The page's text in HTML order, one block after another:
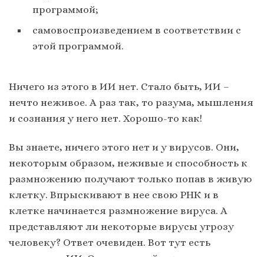
программой;
самовоспроизведением в соответствии с
этой программой.
Ничего из этого в ИИ нет. Стало быть, ИИ –
нечто неживое. А раз так, то разума, мышления
и сознания у него нет. Хорошо-то как!
Вы знаете, ничего этого нет и у вирусов. Они,
некоторым образом, неживые и способность к
размножению получают только попав в живую
клетку. Впрыскивают в нее свою РНК и в
клетке начинается размножение вируса. А
представляют ли некоторые вирусы угрозу
человеку? Ответ очевиден. Вот тут есть